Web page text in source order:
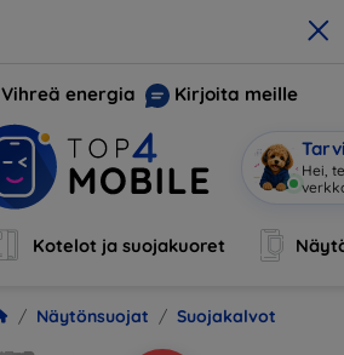
×
Vihreä energia Kirjoita meille
Hei,
Kotelot ja suojakuoret
Näytönsuojat Suojakalvot